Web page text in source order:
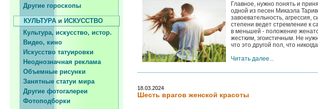
Другие гороскопы
КУЛЬТУРА и ИСКУССТВО
Культура, искусство, истор.
Видео, кино
Искусство татуировки
Неоднозначная реклама
Объемные рисунки
Занятные статуи мира
Другие фотогалереи
Фотоподборки
Главное, нужно понять и
одной из песен Микаэла
завоевательность, агрессия,
степени ведет стремление к
в меньшей - положение
жестким, эгоистичным. Не
что это другой пол, что
Читать далее...
18.03.2024
Шесть врагов женской красоты